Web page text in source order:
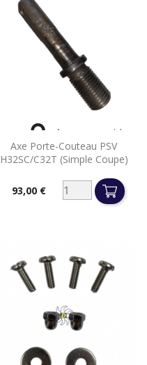
Axe Porte-Couteau PSV
H32SC/C32T (simple Coupe)
Prix93,00 €
 Aperçu rapide